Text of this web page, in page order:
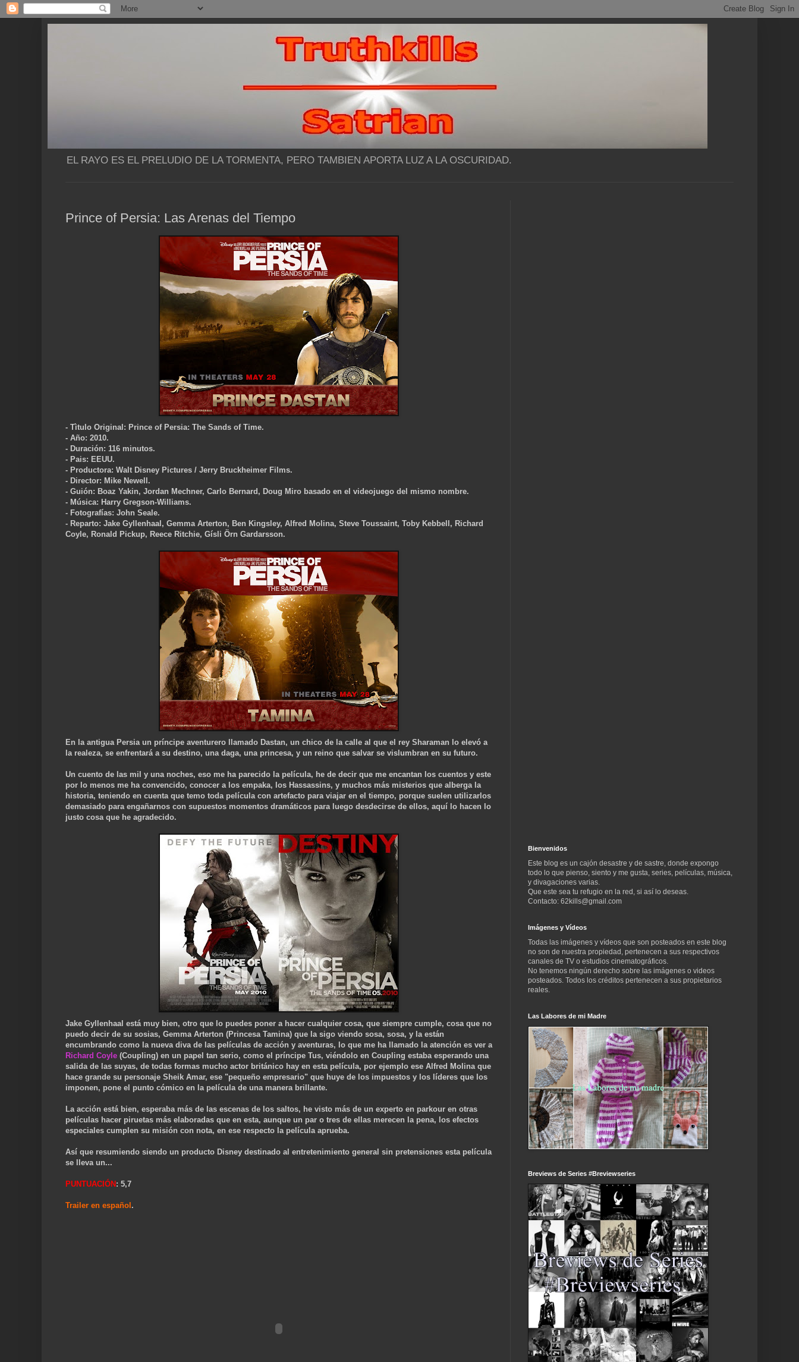
EL RAYO ES EL PRELUDIO DE LA TORMENTA, PERO TAMBIEN APORTA LUZ A LA OSCURIDAD.
Prince of Persia: Las Arenas del Tiempo
- Tìtulo Original: Prince of Persia: The Sands of Time.
- Año: 2010.
- Duración: 116 minutos.
- Pais: EEUU.
- Productora: Walt Disney Pictures / Jerry Bruckheimer Films.
- Director: Mike Newell.
- Guión: Boaz Yakin, Jordan Mechner, Carlo Bernard, Doug Miro basado en el videojuego del mismo nombre.
- Música: Harry Gregson-Williams.
- Fotografías: John Seale.
- Reparto: Jake Gyllenhaal, Gemma Arterton, Ben Kingsley, Alfred Molina, Steve Toussaint, Toby Kebbell, Richard
Coyle, Ronald Pickup, Reece Ritchie, Gísli Örn Gardarsson.
En la antigua Persia un príncipe aventurero llamado Dastan, un chico de la calle al que el rey Sharaman lo elevó a
la realeza, se enfrentará a su destino, una daga, una princesa, y un reino que salvar se vislumbran en su futuro.
Un cuento de las mil y una noches, eso me ha parecido la película, he de decir que me encantan los cuentos y este
por lo menos me ha convencido, conocer a los empaka, los Hassassins, y muchos más misterios que alberga la
historia, teniendo en cuenta que temo toda película con artefacto para viajar en el tiempo, porque suelen utilizarlos
demasiado para engañarnos con supuestos momentos dramáticos para luego desdecirse de ellos, aquí lo hacen lo
justo cosa que he agradecido.
Jake Gyllenhaal está muy bien, otro que lo puedes poner a hacer cualquier cosa, que siempre cumple, cosa que no
puedo decir de su sosias, Gemma Arterton (Princesa Tamina) que la sigo viendo sosa, sosa, y la están
encumbrando como la nueva diva de las películas de acción y aventuras, lo que me ha llamado la atención es ver a
Richard Coyle (Coupling) en un papel tan serio, como el príncipe Tus, viéndolo en Coupling estaba esperando una
salida de las suyas, de todas formas mucho actor británico hay en esta película, por ejemplo ese Alfred Molina que
hace grande su personaje Sheik Amar, ese "pequeño empresario" que huye de los impuestos y los líderes que los
imponen, pone el punto cómico en la película de una manera brillante.
La acción está bien, esperaba más de las escenas de los saltos, he visto más de un experto en parkour en otras
películas hacer piruetas más elaboradas que en esta, aunque un par o tres de ellas merecen la pena, los efectos
especiales cumplen su misión con nota, en ese respecto la película aprueba.
Así que resumiendo siendo un producto Disney destinado al entretenimiento general sin pretensiones esta película
se lleva un...
PUNTUACIÓN : 5,7
Trailer en español .
Bienvenidos
Este blog es un cajón desastre y de sastre, donde expongo
todo lo que pienso, siento y me gusta, series, películas, música,
y divagaciones varias.
Que este sea tu refugio en la red, si así lo deseas.
Contacto: 62kills@gmail.com
Imágenes y Vídeos
Todas las imágenes y vídeos que son posteados en este blog
no son de nuestra propiedad, pertenecen a sus respectivos
canales de TV o estudios cinematográficos.
No tenemos ningún derecho sobre las imágenes o videos
posteados. Todos los créditos pertenecen a sus propietarios
reales.
Las Labores de mi Madre
Breviews de Series #Breviewseries